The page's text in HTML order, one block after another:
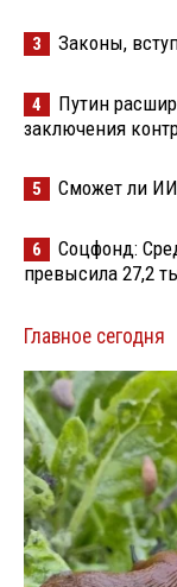
3 Законы,
4
Путин
заключения
5 Сможет ли
6
Соцфонд:
превысила 27,2
Главное сегодня